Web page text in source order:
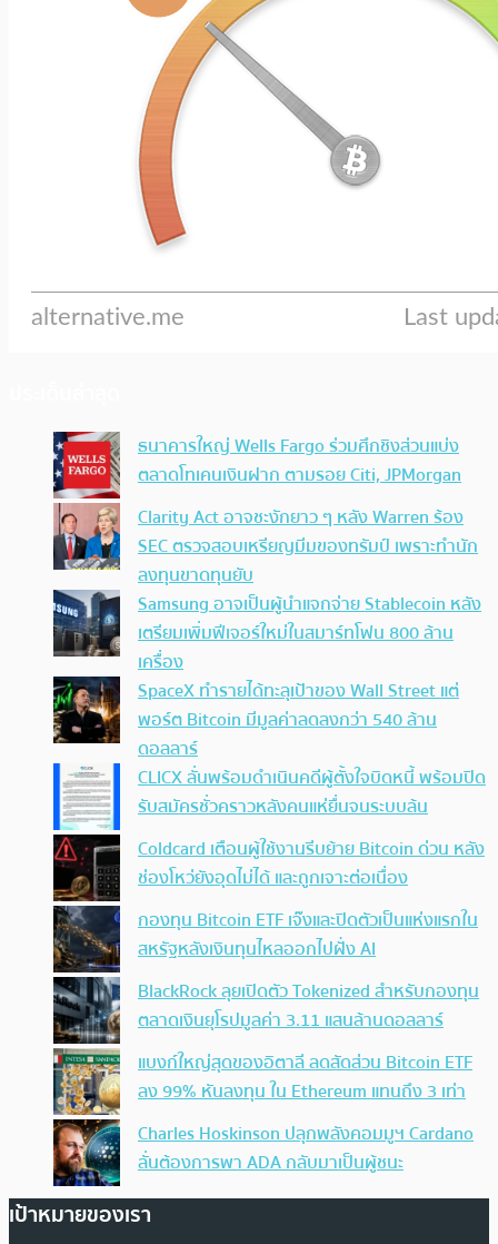
ธนาคารใหญ่ Wells Fargo ร่วมศึกชิงส่วนแบ่ง
ตลาดโทเคนเงินฝาก ตามรอย Citi, JPMorgan
Clarity Act อาจชะงักยาว ๆ หลัง Warren ร้อง
SEC ตรวจสอบเหรียญมีมของทรัมป์ เพราะทำนัก
ลงทุนขาดทุนยับ
Samsung อาจเป็นผู้นำแจกจ่าย Stablecoin หลัง
เตรียมเพิ่มฟีเจอร์ใหม่ในสมาร์ทโฟน 800 ล้าน
เครื่อง
SpaceX ทำรายได้ทะลุเป้าของ Wall Street แต่
พอร์ต Bitcoin มีมูลค่าลดลงกว่า 540 ล้าน
ดอลลาร์
CLICX ลั่นพร้อมดำเนินคดีผู้ตั้งใจบิดหนี้ พร้อมปิด
รับสมัครชั่วคราวหลังคนแห่ยื่นจนระบบล้น
Coldcard เตือนผู้ใช้งานรีบย้าย Bitcoin ด่วน หลัง
ช่องโหว่ยังอุดไม่ได้ และถูกเจาะต่อเนื่อง
กองทุน Bitcoin ETF เจ๊งและปิดตัวเป็นแห่งแรกใน
สหรัฐหลังเงินทุนไหลออกไปฝั่ง AI
BlackRock ลุยเปิดตัว Tokenized สำหรับกองทุน
ตลาดเงินยุโรปมูลค่า 3.11 แสนล้านดอลลาร์
แบงก์ใหญ่สุดของอิตาลี ลดสัดส่วน Bitcoin ETF
ลง 99% หันลงทุน ใน Ethereum แทนถึง 3 เท่า
Charles Hoskinson ปลุกพลังคอมมูฯ Cardano
ลั่นต้องการพา ADA กลับมาเป็นผู้ชนะ
เป้าหมายของเรา